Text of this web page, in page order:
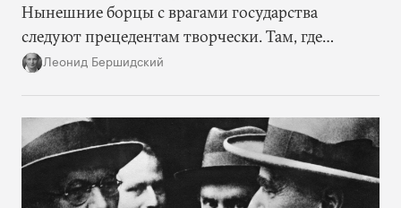
Нынешние борцы с врагами государства
следуют прецедентам творчески. Там, где
нацисты торопились в революционном угаре,
сериям ограничений и перекрывая вскрывшиеся
в процессе лазейки.
Леонид Бершидский